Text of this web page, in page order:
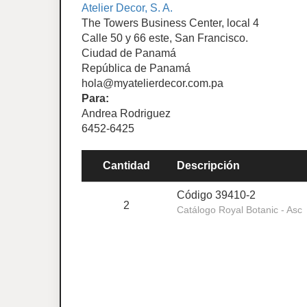
Atelier Decor, S. A.
The Towers Business Center, local 4
Calle 50 y 66 este, San Francisco.
Ciudad de Panamá
República de Panamá
hola@myatelierdecor.com.pa
Para:
Andrea Rodriguez
6452-6425
Cantidad Descripción
2
Código 39410-2
Catálogo Royal Botanic - Asc